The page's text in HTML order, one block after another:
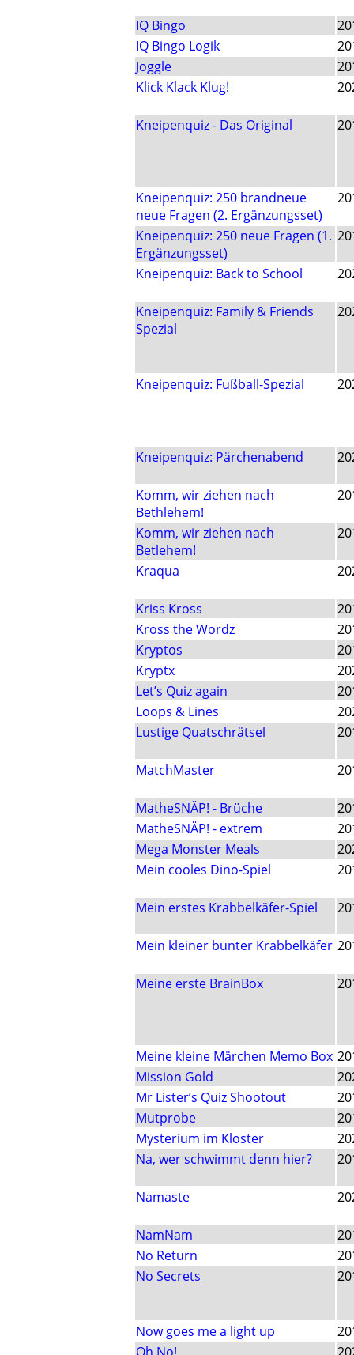
IQ Bingo
IQ Bingo Logik
Joggle
Klick Klack Klug!
Kneipenquiz - Das Original
Kneipenquiz: 250 brandneue
neue Fragen (2. Ergänzungsset)
Kneipenquiz: 250 neue Fragen (1.
Ergänzungsset)
Kneipenquiz: Back to School
Kneipenquiz: Family & Friends
Spezial
Kneipenquiz: Fußball-Spezial
Kneipenquiz: Pärchenabend
Komm, wir ziehen nach
Bethlehem!
Komm, wir ziehen nach
Betlehem!
Kraqua
Kriss Kross
Kross the Wordz
Kryptos
Kryptx
Let’s Quiz again
Loops & Lines
Lustige Quatschrätsel
MatchMaster
MatheSNÄP! - Brüche
MatheSNÄP! - extrem
Mega Monster Meals
Mein cooles Dino-Spiel
Mein erstes Krabbelkäfer-Spiel
Mein kleiner bunter Krabbelkäfer
Meine erste BrainBox
Meine kleine Märchen Memo Box
Mission Gold
Mr Lister’s Quiz Shootout
Mutprobe
Mysterium im Kloster
Na, wer schwimmt denn hier?
Namaste
NamNam
No Return
No Secrets
Now goes me a light up